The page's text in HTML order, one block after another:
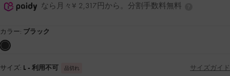
なら月々¥ 2,317円から。分割手数料無料
カラー: ブラック
サイズ: L - 利用不可 品切れ サイズガイド